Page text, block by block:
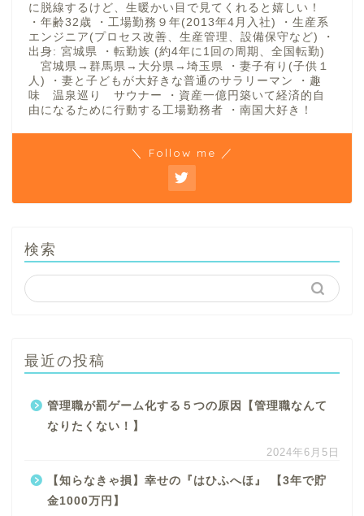
に脱線するけど、生暖かい目で見てくれると嬉しい！
・年齢32歳 ・工場勤務９年(2013年4月入社) ・生産系
エンジニア(プロセス改善、生産管理、設備保守など) ・
出身: 宮城県 ・転勤族 (約4年に1回の周期、全国転勤)
宮城県→群馬県→大分県→埼玉県 ・妻子有り(子供１
人) ・妻と子どもが大好きな普通のサラリーマン ・趣
味 温泉巡り サウナー ・資産一億円築いて経済的自
由になるために行動する工場勤務者 ・南国大好き！
＼ Follow me ／
検索
最近の投稿
管理職が罰ゲーム化する５つの原因【管理職なんて
なりたくない！】
2024年6月5日
【知らなきゃ損】幸せの『はひふへほ』 【3年で貯
金1000万円】